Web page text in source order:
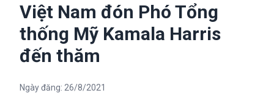
Việt Nam đón Phó Tổng
thống Mỹ Kamala Harris
đến thăm
Ngày đăng: 26/8/2021